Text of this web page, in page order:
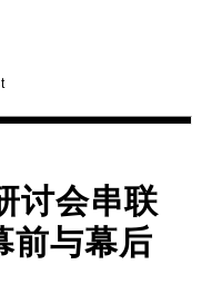
讨会串联
前与幕后